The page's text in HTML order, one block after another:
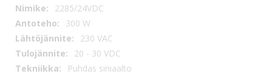
Tekniset
tiedot
2285/24VDC
300 W
230 VAC
20 - 30 VDC
Puhdas siniaalto